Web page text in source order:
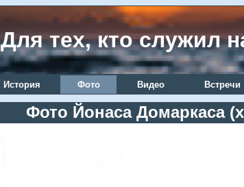
Для тех, кто служил
История Фото Видео Встречи
Фото Йонаса Домаркаса